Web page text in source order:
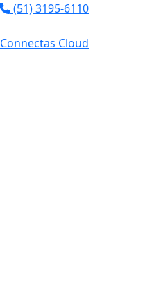
(51) 3195-6110
Connectas Cloud